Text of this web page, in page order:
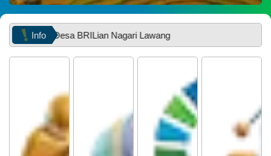
PEMERINTAH LAYANAN MANDIRI PENGADUAN
Info
BRILian Nagari Lawang